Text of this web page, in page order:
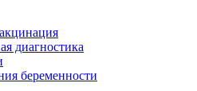
диагностика
беременности